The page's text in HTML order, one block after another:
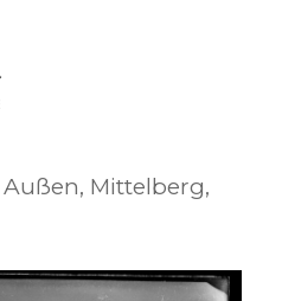
ARCHIVE
Mittelberg,